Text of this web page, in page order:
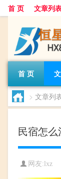
首 页 文章列
首 页
> 文章列
民宿怎么
网友: lxz